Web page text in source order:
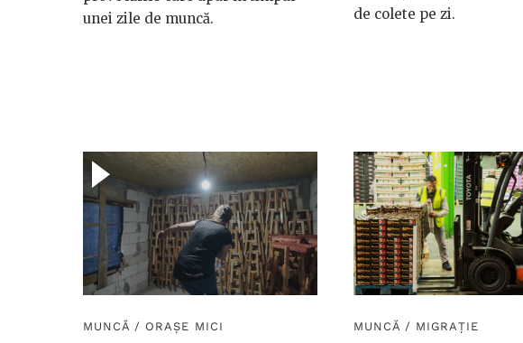
unei zile de muncă.
de colete pe zi.
MUNCĂ / ORAȘE MICI MUNCĂ / MIGRAȚIE